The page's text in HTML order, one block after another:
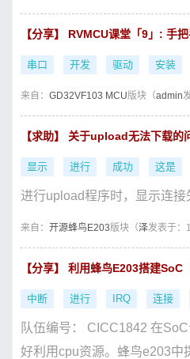
【分享】 RVMCU课堂「9」: 手
串口 开发 驱动 安装
来自： GD32VF103 MCU版块（admin
【求助】 关于upload无法下载的
显示 进行 成功 这是
进行upload程序时，显示连
来自： 开源蜂鸟E203版块（泽发表于：
【分享】 利用蜂鸟E203搭建
中断 进行 IRQ 连接
队伍编号： CICC1842 在
好利用cpu资源。蜂鸟e203中